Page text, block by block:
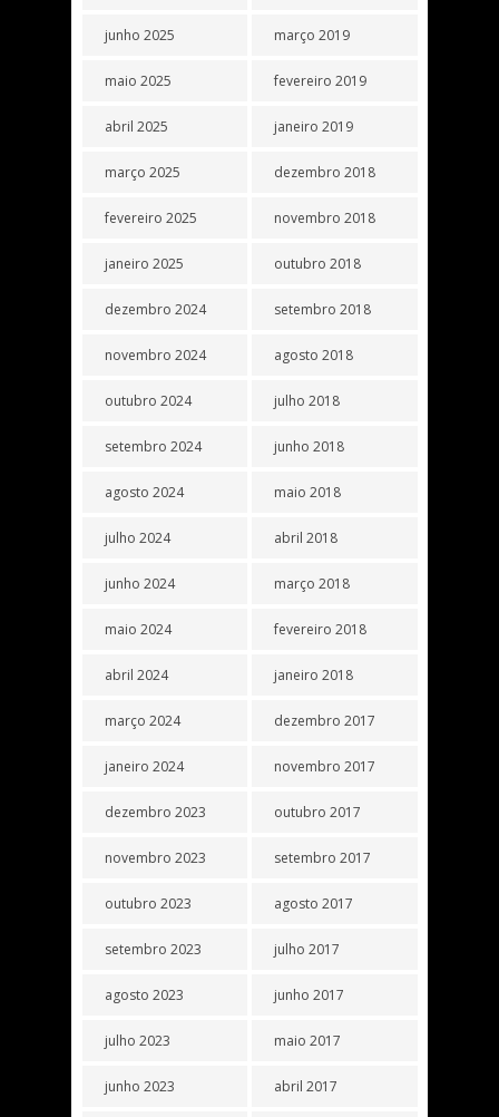
junho 2025
maio 2025
abril 2025
março 2025
fevereiro 2025
janeiro 2025
dezembro 2024
novembro 2024
outubro 2024
setembro 2024
agosto 2024
julho 2024
junho 2024
maio 2024
abril 2024
março 2024
janeiro 2024
dezembro 2023
novembro 2023
outubro 2023
setembro 2023
agosto 2023
julho 2023
junho 2023
março 2019
fevereiro 2019
janeiro 2019
dezembro 2018
novembro 2018
outubro 2018
setembro 2018
agosto 2018
julho 2018
junho 2018
maio 2018
abril 2018
março 2018
fevereiro 2018
janeiro 2018
dezembro 2017
novembro 2017
outubro 2017
setembro 2017
agosto 2017
julho 2017
junho 2017
maio 2017
abril 2017